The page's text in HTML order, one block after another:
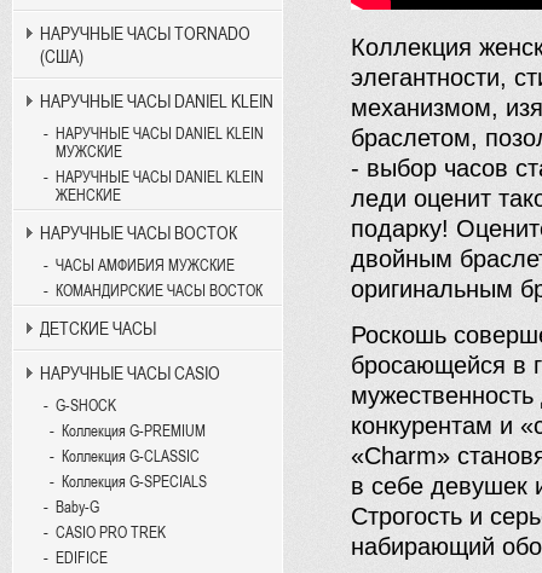
Коллекция
элегантности,
механизмом,
браслетом,
- выбор часов
леди оценит
подарку!
двойным
оригинальным
Роскошь
бросающейся в
конкурентам и
«Charm»
в себе девушек
Строгость и
набирающий
НАРУЧНЫЕ ЧАСЫ TORNADO
(США)
НАРУЧНЫЕ ЧАСЫ DANIEL KLEIN
НАРУЧНЫЕ ЧАСЫ DANIEL KLEIN
МУЖСКИЕ
НАРУЧНЫЕ ЧАСЫ DANIEL KLEIN
ЖЕНСКИЕ
НАРУЧНЫЕ ЧАСЫ ВОСТОК
ЧАСЫ АМФИБИЯ МУЖСКИЕ
КОМАНДИРСКИЕ ЧАСЫ ВОСТОК
ДЕТСКИЕ ЧАСЫ
НАРУЧНЫЕ ЧАСЫ CASIO
G-SHOCK
Коллекция G-PREMIUM
Коллекция G-CLASSIC
Коллекция G-SPECIALS
Baby-G
CASIO PRO TREK
EDIFICE